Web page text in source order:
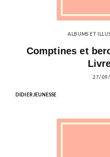
ALBUMS ET
Comptines et
27/
DIDIER JEUNESSE